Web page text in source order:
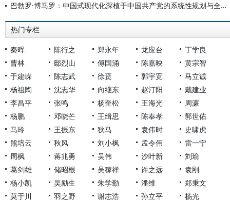
巴勃罗·博马罗：中国式现代化深植于中国共产党的系统性规划与全方位治理实践
热门专栏
秦晖 陈行之 郑永年 龙应台
丁学良
曹林
鄢烈山 傅国涌 陈嘉映
黄宗智
于建嵘
陈志武 徐贲 郭宇宽
马立诚
杨祖陶
沈志华 向继东 赵汀阳
戴建业
李昌平
张鸣 杨奎松 王海光
周濂
杨鹏
邓晓芒 王缉思 陈奉孝
郭世佑
马玲
王振东 狄马 袁伟时
史啸虎
熊培云
秋风 刘小枫 孟令伟
雷一宁
周枫
蒋兆勇 吴伟 沙叶新
刘瑜
葛剑雄
储昭根 吴稼祥 许之远
袁刚
杨小凯
吴励生 朱学勤 潘维
郑秉文
莫于川
羽之野 谢志浩 孙立平 杨光